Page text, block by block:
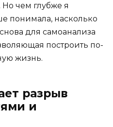
Но чем глубже я
понимала, насколько
для самоанализа
построить по-
жизнь.
разрыв
и